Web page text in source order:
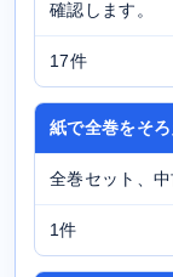
確認します。
17件
紙で全巻をそろ
全巻セット、
1件